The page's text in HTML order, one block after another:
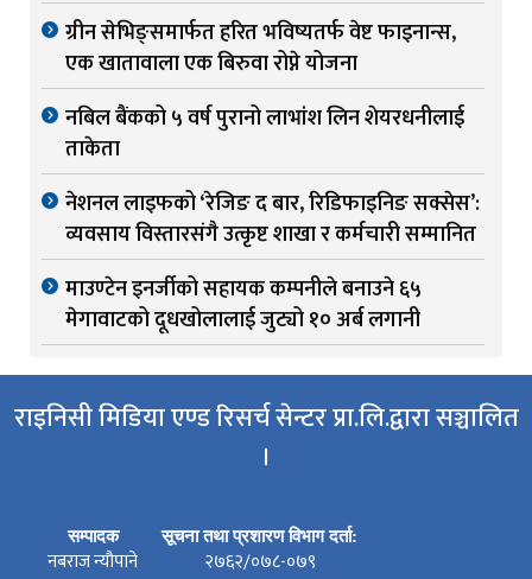
ग्रीन सेभिङ्समार्फत हरित भविष्यतर्फ वेष्ट फाइनान्स,
एक खातावाला एक बिरुवा रोप्ने योजना
नबिल बैंकको ५ वर्ष पुरानो लाभांश लिन शेयरधनीलाई
ताकेता
नेशनल लाइफको ‘रेजिङ द बार, रिडिफाइनिङ सक्सेस’:
व्यवसाय विस्तारसंगै उत्कृष्ट शाखा र कर्मचारी सम्मानित
माउण्टेन इनर्जीको सहायक कम्पनीले बनाउने ६५
मेगावाटको दूधखोलालाई जुट्यो १० अर्ब लगानी
राइनिसी मिडिया एण्ड रिसर्च सेन्टर प्रा.लि.द्वारा सञ्चालित
।
सम्पादक
नबराज न्यौपाने
सूचना तथा प्रशारण विभाग दर्ता:
२७६२/०७८-०७९